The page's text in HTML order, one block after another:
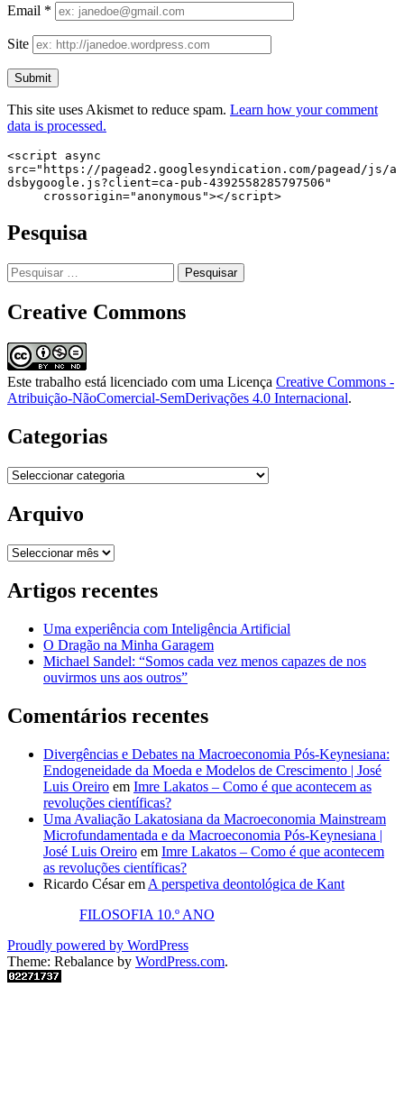
Email *
Site
This site uses Akismet to reduce spam. Learn how your comment
data is processed.
<script async
src="https://pagead2.googlesyndication.com/pagead/js/a
dsbygoogle.js?client=ca-pub-4392558285797506"
     crossorigin="anonymous"></script>
Pesquisa
Pesquisar
por:
Creative Commons
Este trabalho está licenciado com uma Licença Creative Commons -
Atribuição-NãoComercial-SemDerivações 4.0 Internacional.
Categorias
Categorias
Arquivo
Arquivo
Artigos recentes
Uma experiência com Inteligência Artificial
O Dragão na Minha Garagem
Michael Sandel: “Somos cada vez menos capazes de nos
ouvirmos uns aos outros”
Comentários recentes
Divergências e Debates na Macroeconomia Pós-Keynesiana:
Endogeneidade da Moeda e Modelos de Crescimento | José
Luis Oreiro em Imre Lakatos – Como é que acontecem as
revoluções científicas?
Uma Avaliação Lakatosiana da Macroeconomia Mainstream
Microfundamentada e da Macroeconomia Pós-Keynesiana |
José Luis Oreiro em Imre Lakatos – Como é que acontecem
as revoluções científicas?
Ricardo Césarem A perspetiva deontológica de Kant
FILOSOFIA 10.º ANO
Proudly powered by WordPress
Theme: Rebalance by WordPress.com.